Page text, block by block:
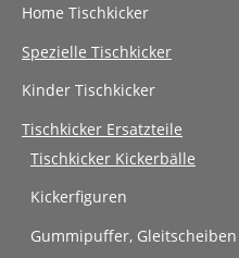
Home Tischkicker
Spezielle Tischkicker
Kinder Tischkicker
Tischkicker Ersatzteile
Tischkicker Kickerbälle
Kickerfiguren
Gummipuffer, Gleitscheiben